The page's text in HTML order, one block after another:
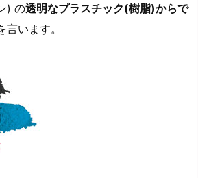
) の透明なプラスチック(樹脂)からで
言います。